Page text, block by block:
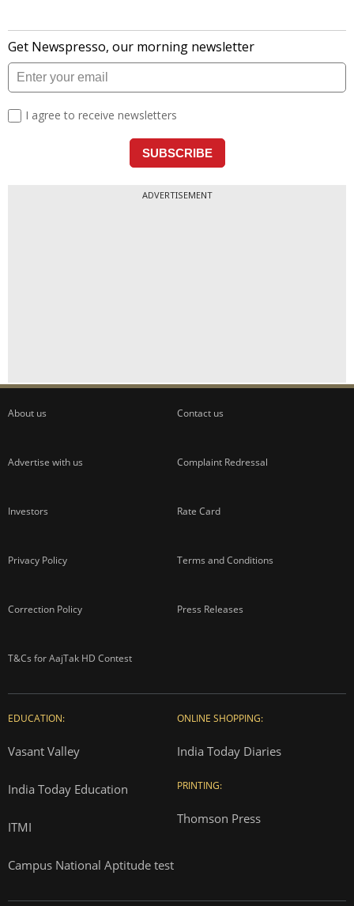
ADVERTISEMENT
About us Contact us
Advertise with us Complaint Redressal
Investors Rate Card
Privacy Policy Terms and Conditions
Correction Policy Press Releases
T&Cs for AajTak HD Contest
EDUCATION:
Vasant Valley
India Today Education
ITMI
Campus National Aptitude test
ONLINE SHOPPING:
India Today Diaries
PRINTING:
Thomson Press